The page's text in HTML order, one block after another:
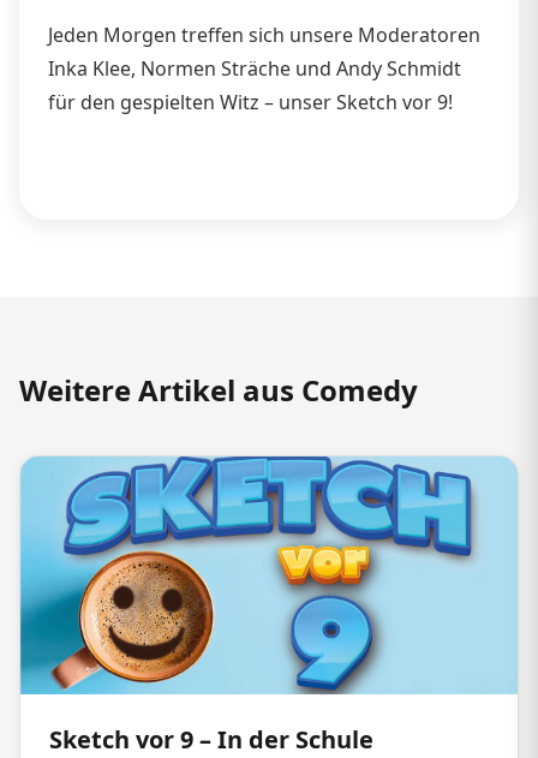
Jeden Morgen treffen sich unsere Moderatoren
Inka Klee, Normen Sträche und Andy Schmidt
für den gespielten Witz – unser Sketch vor 9!
Weitere Artikel aus Comedy
Sketch vor 9 – In der Schule